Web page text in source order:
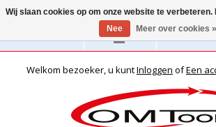
Nederlands
Welkom bezoeker, u kuntInloggen ofEen
Wij slaan cookies op om onze website te verbeteren.
Nee
Meer over cookies »